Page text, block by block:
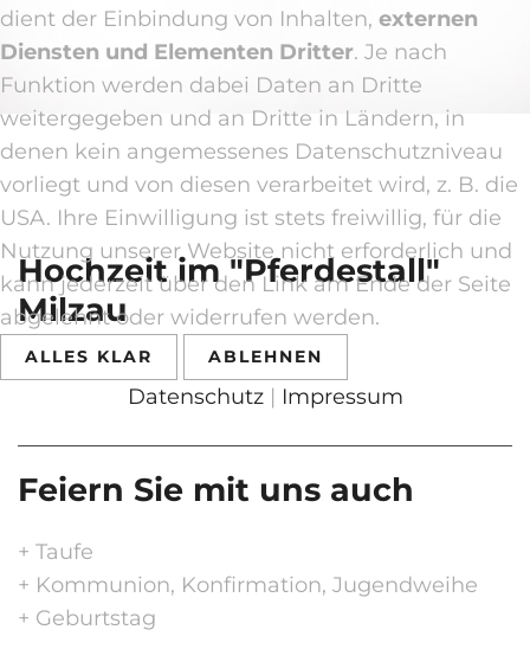
Hochzeit im "Pferdestall"
Milzau
Feiern Sie mit uns auch
+ Taufe
+ Kommunion, Konfirmation, Jugendweihe
+ Geburtstag
dient der Einbindung von Inhalten, externen
Diensten und Elementen Dritter. Je nach
Funktion werden dabei Daten an Dritte
weitergegeben und an Dritte in Ländern, in
denen kein angemessenes Datenschutzniveau
vorliegt und von diesen verarbeitet wird, z. B. die
USA. Ihre Einwilligung ist stets freiwillig, für die
Nutzung unserer Website nicht erforderlich und
kann jederzeit über den Link am Ende der Seite
abgelehnt oder widerrufen werden.
ALLES KLAR ABLEHNEN
Datenschutz| Impressum